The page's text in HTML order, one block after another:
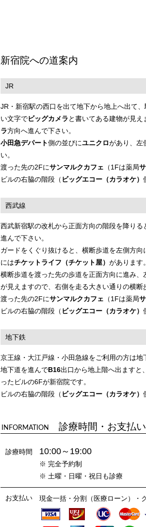
新宿院への道案内
JR
JR・新宿駅の西口を出て地下から地上へ出て
い文字でビッグカメラと書いてある建物が見え
ラ方向へ進んで下さい。
小田急デパート側の並びにユニクロがあり、左
い。
渡った先の2Fにサンマルクカフェ （1Fは薬局
ビルの右脇の階段（ ビッグエコー（カラオケ）
西武線
西武新宿駅の改札から正面方向の階段を降りる
進んで下さい。
ガードをくぐり抜けると、横断歩道を左側方
にはチケットライフ（チケット屋） があります。
横断歩道を渡った先の歩道を正面方向に進み、
が見えますので、右側を走る大きい通りの横断
渡った先の2Fにサンマルクカフェ （1Fは薬局
ビルの右脇の階段（ ビッグエコー（カラオケ）
地下鉄
京王線・大江戸線・小田急線をご利用の方は地
地下道を進んでB16出口から地上階へ出ますと
ったビルの6Fが新宿院です。
ビルの右脇の階段（ ビッグエコー（カラオケ）
INFORMATION 診療時間・お支払い
診療時間 10:00～19:00
※ 完全予約制
※ 土曜・日曜・祝日も診療
お支払い 現金一括・分割（医療ローン）・